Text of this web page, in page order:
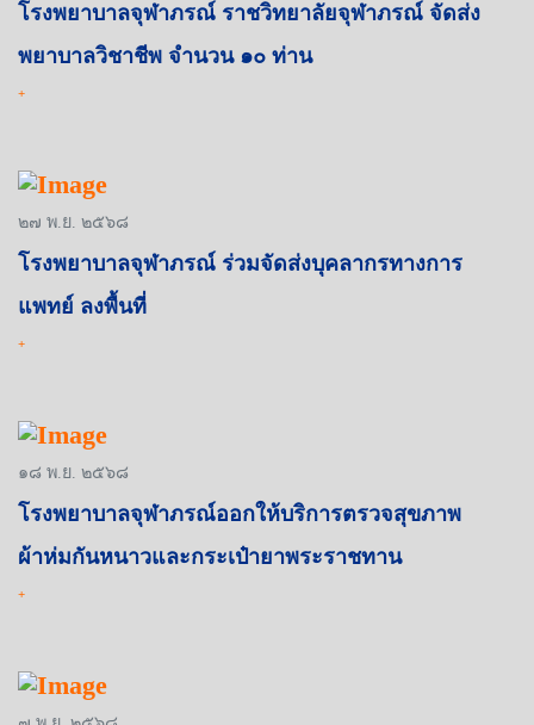
โรงพยาบาลจุฬาภรณ์ ราชวิทยาลัยจุฬาภรณ์ จัดส่ง
พยาบาลวิชาชีพ จำนวน ๑๐ ท่าน
+
๒๗ พ.ย. ๒๕๖๘
โรงพยาบาลจุฬาภรณ์ ร่วมจัดส่งบุคลากรทางการ
แพทย์ ลงพื้นที่
+
๑๘ พ.ย. ๒๕๖๘
โรงพยาบาลจุฬาภรณ์ออกให้บริการตรวจสุขภาพ
ผ้าห่มกันหนาวและกระเป๋ายาพระราชทาน
+